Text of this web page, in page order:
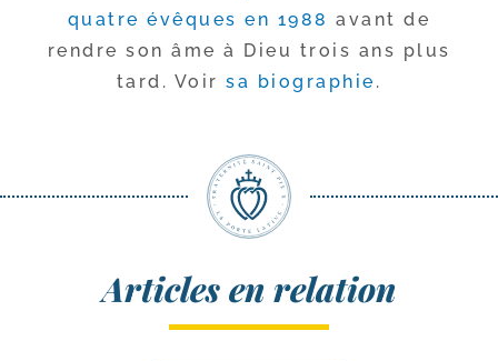
quatre évêques en 1988 avant de
rendre son âme à Dieu trois ans plus
tard. Voirsa bio­gra­phie .
Articles en relation